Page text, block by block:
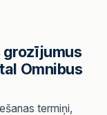
grozījumus
Omnibus
termiņi,